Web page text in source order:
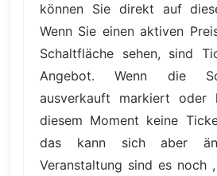
können Sie direkt auf
Wenn Sie einen aktiven
Schaltfläche sehen, sind
Angebot. Wenn die
ausverkauft markiert
diesem Moment keine
das kann sich aber
Veranstaltung sind es noch